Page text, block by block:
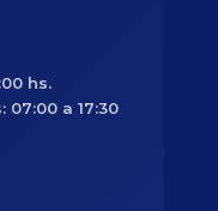
hs.
a 17:30